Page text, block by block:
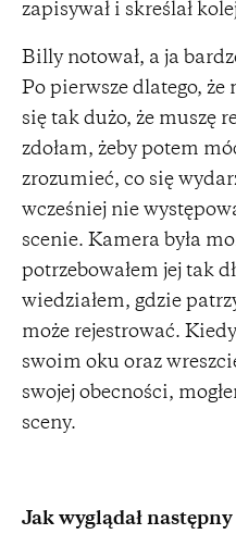
zapisywał i skreślał
Billy notował, a ja
Po pierwsze dlatego, że
się tak dużo, że muszę
zdołam, żeby potem
zrozumieć, co się
wcześniej nie
scenie. Kamera była
potrzebowałem jej tak
wiedziałem, gdzie
może rejestrować.
swoim oku oraz
swojej obecności,
sceny.
Jak wyglądał